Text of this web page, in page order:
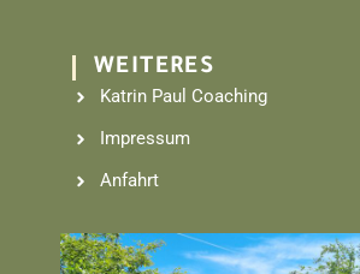
WEITERES
Katrin Paul Coaching
Impressum
Anfahrt